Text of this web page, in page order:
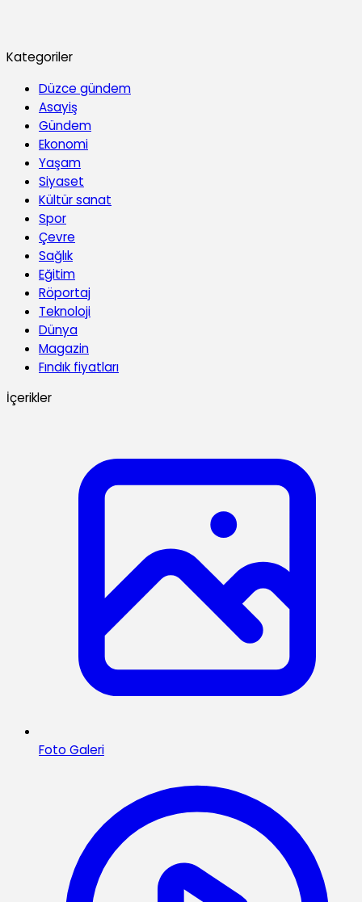
Kategoriler
Düzce gündem
Asayiş
Gündem
Ekonomi
Yaşam
Siyaset
Kültür sanat
Spor
Çevre
Sağlık
Eğitim
Röportaj
Teknoloji
Dünya
Magazin
Fındık fiyatları
İçerikler
Foto Galeri